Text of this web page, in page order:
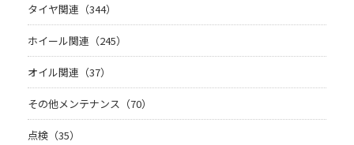
タイヤ関連（344）
ホイール関連（245）
オイル関連（37）
その他メンテナンス（70）
点検（35）